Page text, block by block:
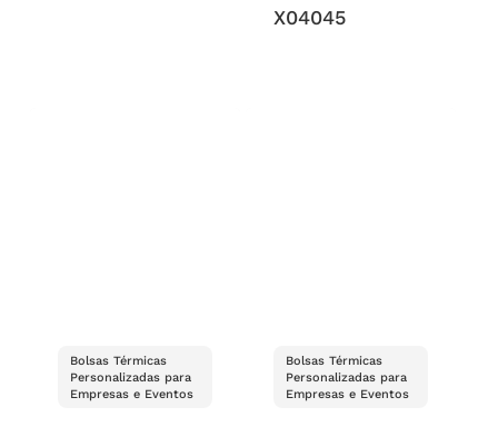
X04045
Bolsas Térmicas
Personalizadas para
Empresas e Eventos
Bolsas Térmicas
Personalizadas para
Empresas e Eventos